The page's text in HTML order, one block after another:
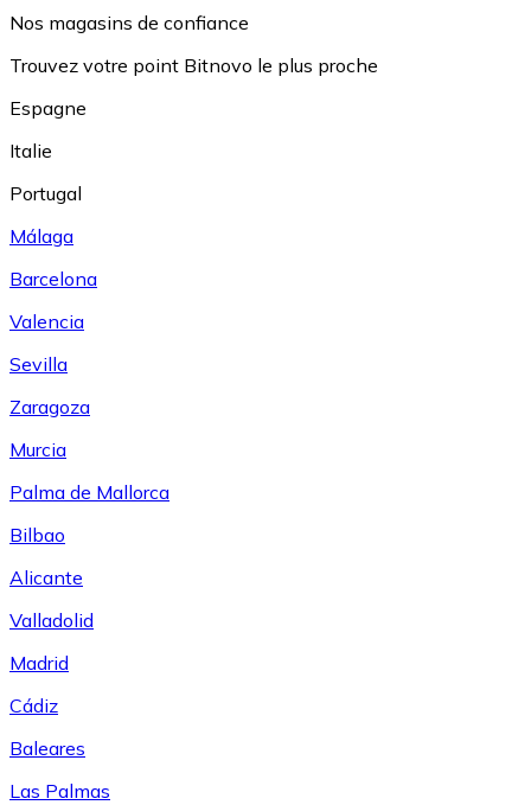
Nos magasins de confiance
Trouvez votre point Bitnovo le plus proche
Espagne
Italie
Portugal
Málaga
Barcelona
Valencia
Sevilla
Zaragoza
Murcia
Palma de Mallorca
Bilbao
Alicante
Valladolid
Madrid
Cádiz
Baleares
Las Palmas